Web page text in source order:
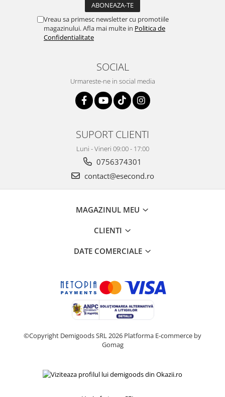
Accesorii animale de companie
Acvaristica
Castroane si adapatori animale
Zgarzi, lese si hamuri
PC, Periferice & Software
Imprimante, Scanere &
Retelistica & Supraveghere
Sport & Activitati in aer liber
Sporturi de interior
TV, Audio & Foto
Camere video si sport
Vreau sa primesc newsletter cu promotiile
magazinului. Afla mai multe in Politica de
Confidentialitate
SOCIAL
Urmareste-ne in social media
SUPORT CLIENTI
Luni - Vineri 09:00 - 17:00
0756374301
contact@esecond.ro
MAGAZINUL MEU
CLIENTI
DATE COMERCIALE
©Copyright Demigoods SRL 2026 Platforma E-commerce by
Gomag